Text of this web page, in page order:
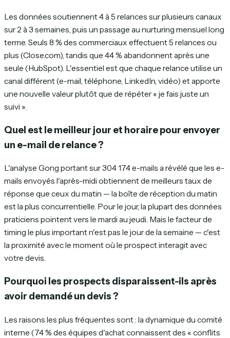
Les données soutiennent 4 à 5 relances sur plusieurs canaux
sur 2 à 3 semaines, puis un passage au nurturing mensuel long
terme. Seuls 8 % des commerciaux effectuent 5 relances ou
plus (Close.com), tandis que 44 % abandonnent après une
seule (HubSpot). L'essentiel est que chaque relance utilise un
canal différent (e-mail, téléphone, LinkedIn, vidéo) et apporte
une nouvelle valeur plutôt que de répéter « je fais juste un
suivi ».
Quel est le meilleur jour et horaire pour envoyer
un e-mail de relance ?
L'analyse Gong portant sur 304 174 e-mails a révélé que les e-
mails envoyés l'après-midi obtiennent de meilleurs taux de
réponse que ceux du matin — la boîte de réception du matin
est la plus concurrentielle. Pour le jour, la plupart des données
praticiens pointent vers le mardi au jeudi. Mais le facteur de
timing le plus important n'est pas le jour de la semaine — c'est
la proximité avec le moment où le prospect interagit avec
votre devis.
Pourquoi les prospects disparaissent-ils après
avoir demandé un devis ?
Les raisons les plus fréquentes sont : la dynamique du comité
interne (74 % des équipes d'achat connaissent des « conflits